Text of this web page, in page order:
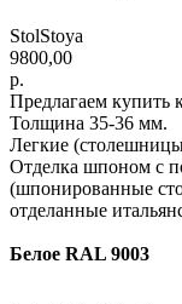
StolStoya
9800,00
р.
Предлагаем купить
Толщина 35-36 мм.
Легкие
Отделка шпоном с
(шпонированные
отделанные
Белое RAL 9003